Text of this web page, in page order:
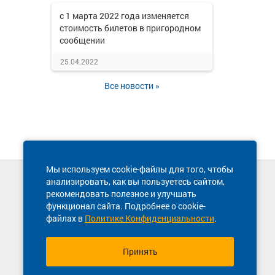
с 1 марта 2022 года изменяется
стоимость билетов в пригородном
сообщении
25.04.2022
Все новости »
Мы используем cookie-файлы для того, чтобы
анализировать, как вы пользуетесь сайтом,
рекомендовать полезное и улучшать
функционал сайта. Подробнее о cookie-
файлах в Политике Конфиденциальности.
Принять
Техническая поддержка сайта
8 800 600-03-38